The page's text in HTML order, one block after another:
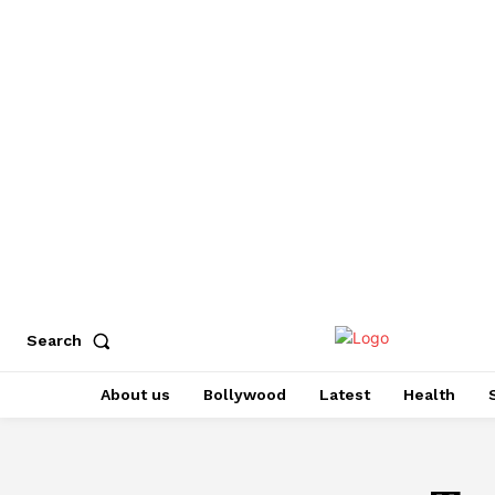
Search
About us Bollywood Latest Health